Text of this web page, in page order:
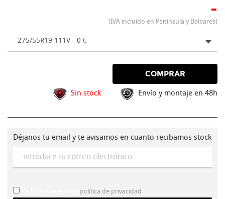
-
(IVA incluído en Península y Baleares)
275/55R19 111V - 0 €
COMPRAR
Sin stock Envío y montaje en 48h
Déjanos tu email y te avisamos en cuanto recibamos stock
política de privacidad